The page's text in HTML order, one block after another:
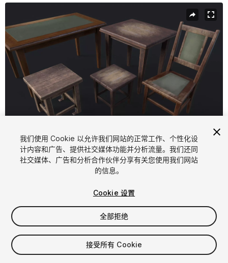
1/6
$8
增值税将在结算时计算
我们使用 Cookie 以允许我们网站的正常工作、个性化设
计内容和广告、提供社交媒体功能并分析流量。我们还同
社交媒体、广告和分析合作伙伴分享有关您使用我们网站
的信息。
Cookie 设置
全部拒绝
接受所有 Cookie